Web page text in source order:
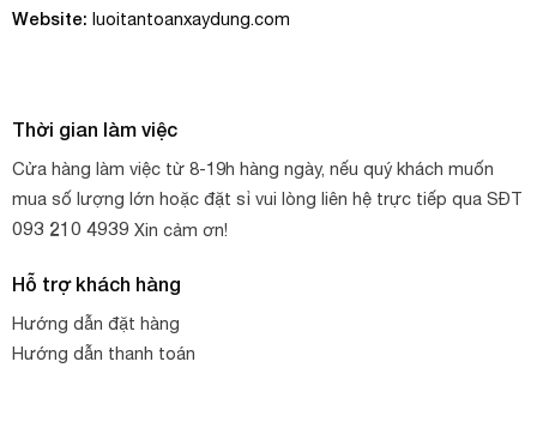
Ma ní omega inox 304
Cấu tạo: gồm phần thân và chốt vặn
Hình dạng: Omega (bầu)
Chốt vặn: là một thanh bắc ngang (chốt vặn ren hoặc
Kích thước: từ 5 mm đến 20 mm
Xuất xứ: Trung Quốc, Hàn Quốc
Website: luoitantoanxaydung.com
Thời gian làm việc
Cửa hàng làm việc từ 8-19h hàng ngày, nếu quý khách muốn
mua số lượng lớn hoặc đặt sỉ vui lòng liên hệ trực tiếp qua SĐT
093 210 4939 Xin cảm ơn!
Hỗ trợ khách hàng
Hướng dẫn đặt hàng
Hướng dẫn thanh toán